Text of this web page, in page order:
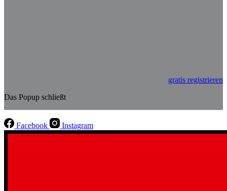
gratis registrieren
Das Popup schließt
Facebook Instagram